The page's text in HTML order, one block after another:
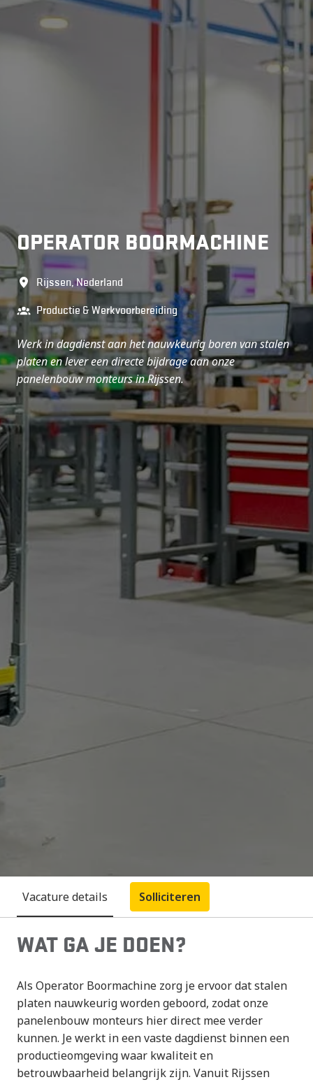
OPERATOR BOORMACHINE
Rijssen,Nederland
Productie & Werkvoorbereiding
Werk in dagdienst aan het nauwkeurig boren van stalen
platen en lever een directe bijdrage aan onze
panelenbouw monteurs in Rijssen.
Vacature details Solliciteren
WAT GA JE DOEN?
Als Operator Boormachine zorg je ervoor dat stalen
platen nauwkeurig worden geboord, zodat onze
panelenbouw monteurs hier direct mee verder
kunnen. Je werkt in een vaste dagdienst binnen een
productieomgeving waar kwaliteit en
betrouwbaarheid belangrijk zijn. Vanuit Rijssen